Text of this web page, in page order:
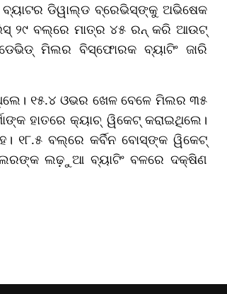
ଡିୱାଲ୍ଡ ବ୍ରେଭିସ୍‌ଙ୍କୁ ଅଭିଷେକ
୨୯ ବଲ୍‌ରେ ମାତ୍ର ୪୫ ରନ୍ କରି ଆଉଟ୍
ମିଲର ବିସ୍ଫୋରକ ବ୍ୟାଟିଂ ଜାରି
୧୫.୪ ଓଭର ଖେଳ ବେଳେ ମିଲର ୩୫
ହାତରେ କ୍ୟାଚ୍ ୱିକେଟ୍ କରାଇଥିଲେ।
୧୮.୫ ବଲ୍‌ରେ କର୍ବିନ ବୋସ୍‌ଙ୍କ ୱିକେଟ୍
ଲଢ଼ୁଆ ବ୍ୟାଟିଂ ବଳରେ ଦକ୍ଷିଣ